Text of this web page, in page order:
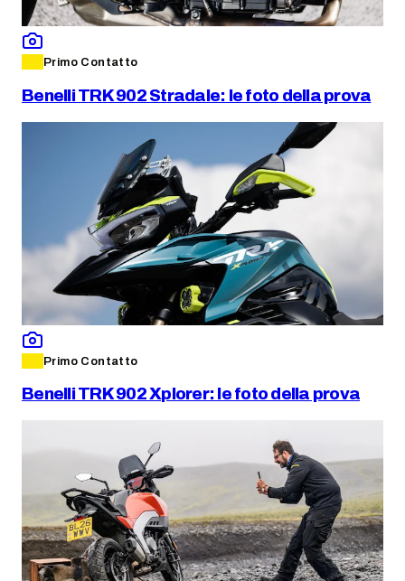
Primo Contatto
Benelli TRK 902 Stradale: le foto della prova
Primo Contatto
Benelli TRK 902 Xplorer: le foto della prova